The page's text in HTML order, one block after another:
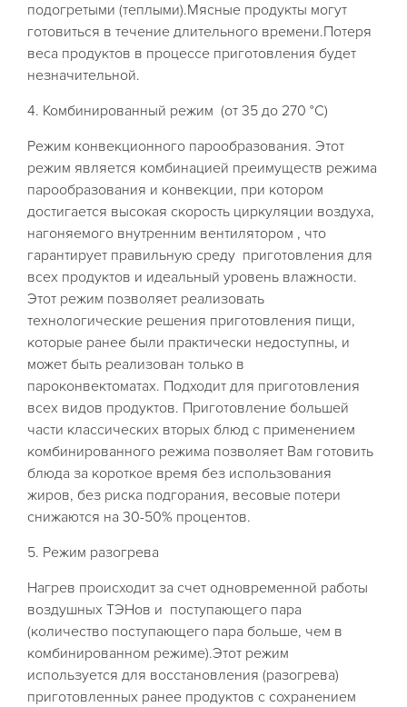
подогретыми (теплыми).Мясные продукты могут
готовиться в течение длительного времени.Потеря
веса продуктов в процессе приготовления будет
незначительной.
4. Комбинированный режим (от 35 до 270 °С)
Режим конвекционного парообразования. Этот
режим является комбинацией преимуществ режима
парообразования и конвекции, при котором
достигается высокая скорость циркуляции воздуха,
нагоняемого внутренним вентилятором , что
гарантирует правильную среду приготовления для
всех продуктов и идеальный уровень влажности.
Этот режим позволяет реализовать
технологические решения приготовления пищи,
которые ранее были практически недоступны, и
может быть реализован только в
пароконвектоматах. Подходит для приготовления
всех видов продуктов. Приготовление большей
части классических вторых блюд с применением
комбинированного режима позволяет Вам готовить
блюда за короткое время без использования
жиров, без риска подгорания, весовые потери
снижаются на 30-50% процентов.
5. Режим разогрева
Нагрев происходит за счет одновременной работы
воздушных ТЭНов и поступающего пара
(количество поступающего пара больше, чем в
комбинированном режиме).Этот режим
используется для восстановления (разогрева)
приготовленных ранее продуктов с сохранением